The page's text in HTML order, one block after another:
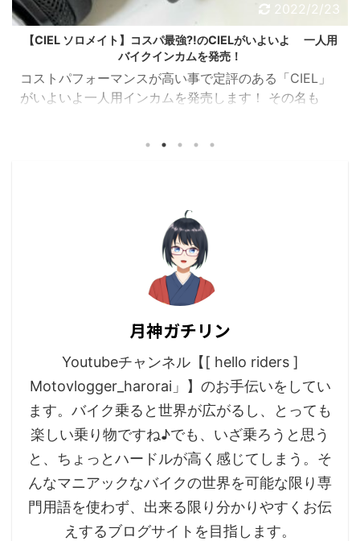
2022/2/23
【CIEL ソロメイト】コスパ最強?!のCIELがいよいよ 一人用
バイクインカムを発売！
コストパフォーマンスが高い事で定評のある「CIEL」
がいよいよ一人用インカムを発売します！ その名も
扱説明書 ④スピーカー貼付用 両面ファスナー：2枚
内容物もとってもシンプル！ スペックを確認してみよ
月神ガチリン
Youtubeチャンネル【[ hello riders ]
Motovlogger_harorai」】のお手伝いをしてい
ます。バイク乗ると世界が広がるし、とっても
楽しい乗り物ですね♪でも、いざ乗ろうと思う
と、ちょっとハードルが高く感じてしまう。そ
んなマニアックなバイクの世界を可能な限り専
門用語を使わず、出来る限り分かりやすくお伝
えするブログサイトを目指します。